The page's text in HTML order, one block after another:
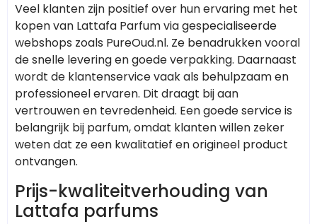
Veel klanten zijn positief over hun ervaring met het
kopen van Lattafa Parfum via gespecialiseerde
webshops zoals PureOud.nl. Ze benadrukken vooral
de snelle levering en goede verpakking. Daarnaast
wordt de klantenservice vaak als behulpzaam en
professioneel ervaren. Dit draagt bij aan
vertrouwen en tevredenheid. Een goede service is
belangrijk bij parfum, omdat klanten willen zeker
weten dat ze een kwalitatief en origineel product
ontvangen.
Prijs-kwaliteitverhouding van
Lattafa parfums